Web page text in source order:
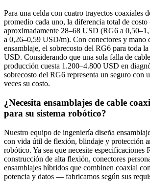
Para una celda con cuatro trayectos coaxiales
promedio cada uno, la diferencia total de costo
aproximadamente 28–68 USD (RG6 a
a 0,26–0,59 USD/m). Con conectores y mano
ensamblaje, el sobrecosto del RG6 para toda
USD. Considerando que una sola falla de
producción cuesta 1.200–4.800 USD en
sobrecosto del RG6 representa un seguro con
veces su costo.
¿Necesita ensamblajes de cable
para su sistema robótico?
Nuestro equipo de ingeniería diseña
con vida útil de flexión, blindaje y protección
robótico. Ya sea que necesite especificaciones
construcción de alta flexión, conectores
ensamblajes híbridos que combinen coaxial
potencia y datos — fabricamos según sus